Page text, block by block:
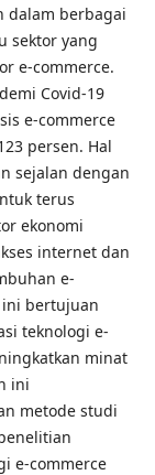
dalam berbagai
sektor yang
e-commerce.
Covid-19
e-commerce
persen. Hal
sejalan dengan
terus
ekonomi
internet dan
e-
ini bertujuan
teknologi e-
minat
ini
metode studi
e-commerce